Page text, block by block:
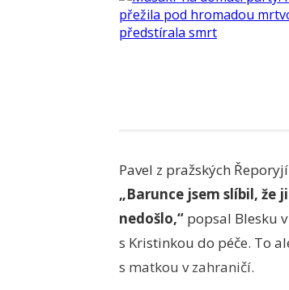
Pavel z pražských
„Barunce jsem slíbil, že
nedošlo,“ popsal Blesku
s Kristinkou do péče. To
s matkou v zahraničí.